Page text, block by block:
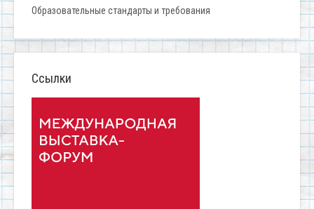
Образовательные стандарты и требования
Ссылки